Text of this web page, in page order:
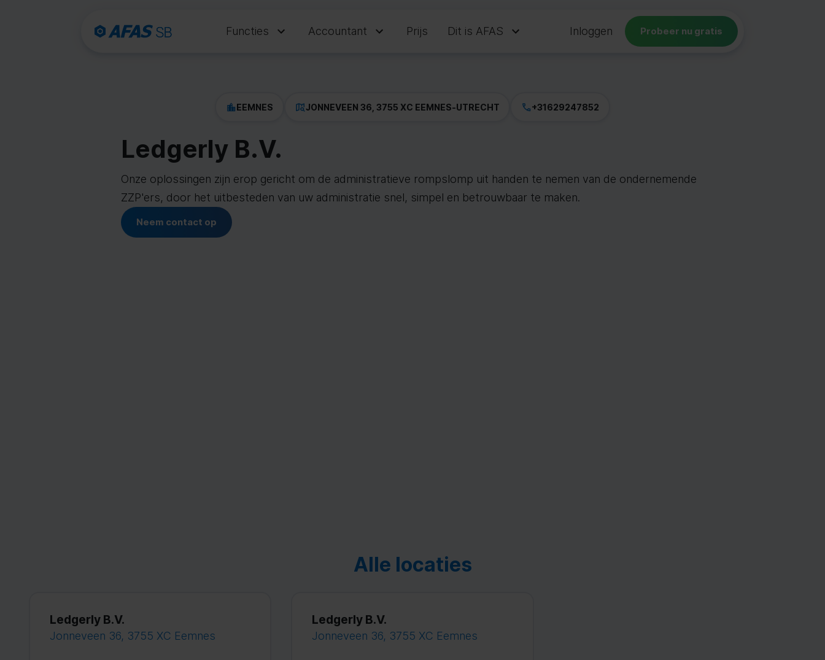
Functies Accountant Prijs Dit is AFAS Inloggen Probeer nu gratis
EEMNES JONNEVEEN 36, 3755 XC EEMNES-UTRECHT +31629247852
Ledgerly B.V.
Onze oplossingen zijn erop gericht om de administratieve rompslomp uit handen te nemen van de ondernemende
ZZP'ers, door het uitbesteden van uw administratie snel, simpel en betrouwbaar te maken.
Neem contact op
Alle locaties
Ledgerly B.V.
Jonneveen 36, 3755 XC Eemnes
Ledgerly B.V.
Jonneveen 36, 3755 XC Eemnes